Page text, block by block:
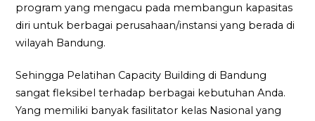
program yang mengacu pada membangun kapasitas
diri untuk berbagai perusahaan/instansi yang berada di
wilayah Bandung.
Sehingga Pelatihan Capacity Building di Bandung
sangat fleksibel terhadap berbagai kebutuhan Anda.
Yang memiliki banyak fasilitator kelas Nasional yang